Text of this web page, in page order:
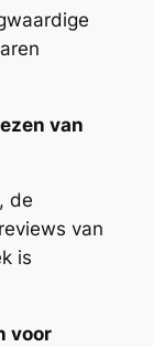
van
de
van
is
voor